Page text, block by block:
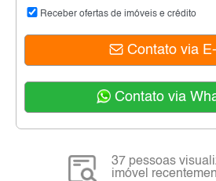
Receber ofertas de imóveis e crédito
Contato via
Contato via
37 pessoas
imóvel